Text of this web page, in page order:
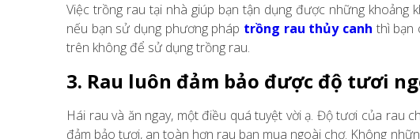
Việc trồng rau tại nhà giúp bạn tận dụng được những khoảng
nếu bạn sử dụng phương pháp trồng rau thủy canh thì bạn
trên không để sử dụng trồng rau.
3. Rau luôn đảm bảo được độ tươi
Hái rau và ăn ngay, một điều quá tuyệt vời ạ. Độ tươi của rau
đảm bảo tươi, an toàn hơn rau bạn mua ngoài chợ. Không